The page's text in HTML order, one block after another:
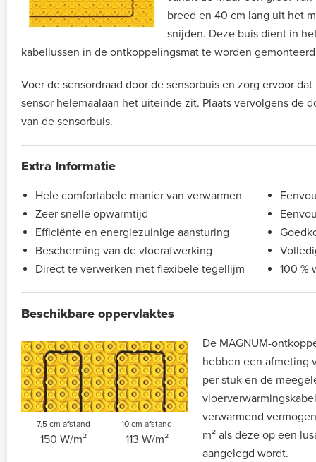
breed en 40 cm lang uit het
snijden. Deze buis dient in
kabellussen in de ontkoppelingsmat te worden
Voer de sensordraad door de sensorbuis en zorg ervoor
sensor helemaalaan het uiteinde zit. Plaats vervolgens de
van de sensorbuis.
Extra Informatie
Hele comfortabele manier van verwarmen
Zeer snelle opwarmtijd
Efficiënte en energiezuinige aansturing
Bescherming van de vloerafwerking
Direct te verwerken met flexibele tegellijm
100 %
Beschikbare oppervlaktes
7,5 cm afstand
150 W/m²
10 cm afstand
113 W/m²
De MAGNUM-
hebben een afmeting
per stuk en de
verwarmend
m² als deze op een
aangelegd wordt.